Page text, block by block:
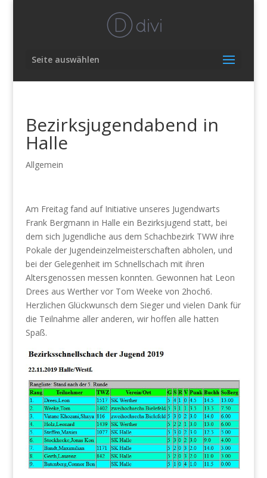
Seite auswählen
Bezirksjugendabend in
Halle
Allgemein
Am Freitag fand auf Initiative unseres Jugendwarts
Frank Bergmann in Halle ein Bezirksjugend statt, bei
dem sich Jugendliche aus dem Schachbezirk TWW ihre
Pokale der Jugendeinzelmeisterschaften abholen, und
bei der Gelegenheit im Schnellschach mit ihren
Altersgenossen messen konnten. Gewonnen hat Leon
Drees aus Werther vor Tom Weeke von 2hoch6.
Herzlichen Glückwunsch dem Sieger und vielen Dank für
die Teilnahme aller anderen, wir hoffen alle hatten
Spaß.